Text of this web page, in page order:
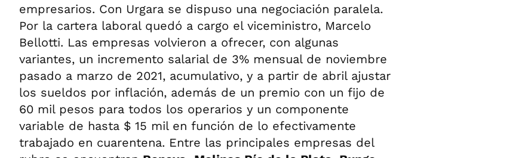
empresarios. Con Urgara se dispuso una negociación paralela.
Por la cartera laboral quedó a cargo el viceministro, Marcelo
Bellotti. Las empresas volvieron a ofrecer, con algunas
variantes, un incremento salarial de 3% mensual de noviembre
pasado a marzo de 2021, acumulativo, y a partir de abril ajustar
los sueldos por inflación, además de un premio con un fijo de
60 mil pesos para todos los operarios y un componente
variable de hasta $ 15 mil en función de lo efectivamente
trabajado en cuarentena. Entre las principales empresas del